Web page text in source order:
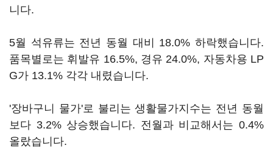
니다.
5월 석유류는 전년 동월 대비 18.0% 하락했습니다.
품목별로는 휘발유 16.5%, 경유 24.0%, 자동차용 LP
G가 13.1% 각각 내렸습니다.
'장바구니 물가'로 불리는 생활물가지수는 전년 동월
보다 3.2% 상승했습니다. 전월과 비교해서는 0.4%
올랐습니다.